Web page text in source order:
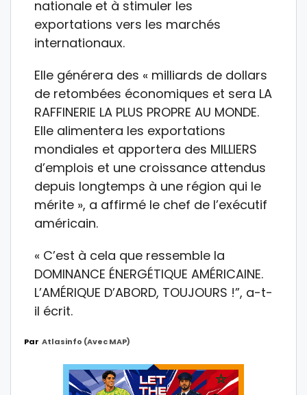
nationale et à stimuler les
exportations vers les marchés
internationaux.
Elle générera des « milliards de dollars
de retombées économiques et sera LA
RAFFINERIE LA PLUS PROPRE AU MONDE.
Elle alimentera les exportations
mondiales et apportera des MILLIERS
d’emplois et une croissance attendus
depuis longtemps à une région qui le
mérite », a affirmé le chef de l’exécutif
américain.
« C’est à cela que ressemble la
DOMINANCE ÉNERGÉTIQUE AMÉRICAINE.
L’AMÉRIQUE D’ABORD, TOUJOURS !”, a-t-
il écrit.
Par Atlasinfo (avec MAP)